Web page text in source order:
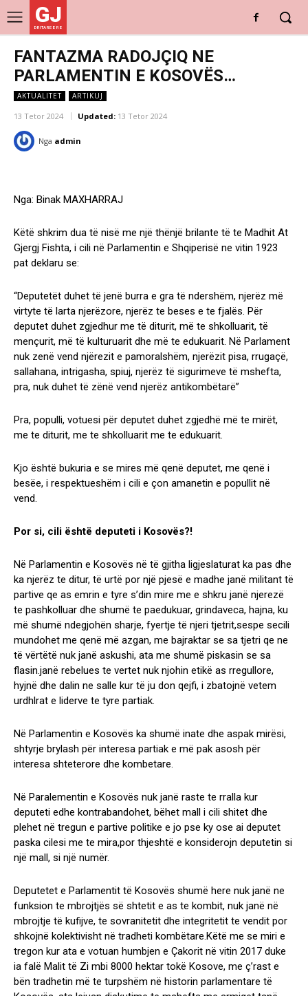
GJ
DRITARE E RE
FANTAZMA RADOJÇIQ NE
PARLAMENTIN E KOSOVËS…
AKTUALITET ARTIKUJ
13 Tetor 2024 Updated: 13 Tetor 2024
Nga admin
Nga: Binak MAXHARRAJ
Këtë shkrim dua të nisë me një thënjë brilante të te Madhit At
Gjergj Fishta, i cili në Parlamentin e Shqiperisë ne vitin 1923
pat deklaru se:
“Deputetët duhet të jenë burra e gra të ndershëm, njerëz më
virtyte të larta njerëzore, njerëz te beses e te fjalës. Për
deputet duhet zgjedhur me të diturit, më te shkolluarit, të
mençurit, më të kulturuarit dhe më te edukuarit. Në Parlament
nuk zenë vend njërezit e pamoralshëm, njerëzit pisa, rrugaçë,
sallahana, intrigasha, spiuj, njerëz të sigurimeve të mshefta,
pra, nuk duhet të zënë vend njerëz antikombëtarë”
Pra, populli, votuesi për deputet duhet zgjedhë më te mirët,
me te diturit, me te shkolluarit me te edukuarit.
Kjo është bukuria e se mires më qenë deputet, me qenë i
besëe, i respektueshëm i cili e çon amanetin e popullit në
vend.
Por si, cili është deputeti i Kosovës?!
Në Parlamentin e Kosovës në të gjitha ligjeslaturat ka pas dhe
ka njerëz te ditur, të urtë por një pjesë e madhe janë militant të
partive qe as emrin e tyre s’din mire me e shkru janë njerezë
te pashkolluar dhe shumë te paedukuar, grindaveca, hajna, ku
më shumë ndegjohën sharje, fyertje të njeri tjetrit,sespe secili
mundohet me qenë më azgan, me bajraktar se sa tjetri qe ne
të vërtëtë nuk janë askushi, ata me shumë piskasin se sa
flasin.janë rebelues te vertet nuk njohin etikë as rregullore,
hyjnë dhe dalin ne salle kur të ju don qejfi, i zbatojnë vetem
urdhlrat e liderve te tyre partiak.
Në Parlamentin e Kosovës ka shumë inate dhe aspak mirësi,
shtyrje brylash për interesa partiak e më pak asosh për
interesa shteterore dhe kombetare.
Në Paralementin e Kosovës nuk janë raste te rralla kur
deputeti edhe kontrabandohet, bëhet mall i cili shitet dhe
plehet në tregun e partive politike e jo pse ky ose ai deputet
paska cilesi me te mira,por thjeshtë e konsiderojn deputetin si
një mall, si një numër.
Deputetet e Parlamentit të Kosovës shumë here nuk janë ne
funksion te mbrojtjës së shtetit e as te kombit, nuk janë në
mbrojtje të kufijve, te sovranitetit dhe integritetit te vendit por
shkojnë kolektivisht në tradheti kombëtare.Këtë me se miri e
tregon kur ata e votuan humbjen e Çakorit në vitin 2017 duke
ia falë Malit të Zi mbi 8000 hektar tokë Kosove, me ç’rast e
bën tradhetin më te turpshëm në historin parlamentare të